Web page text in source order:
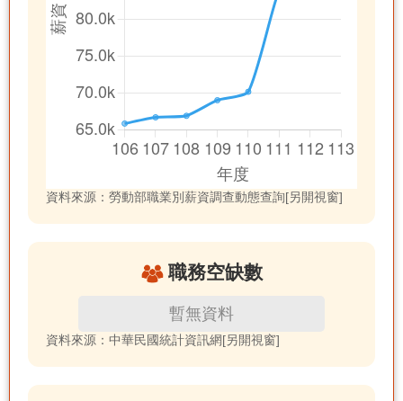
資料來源：勞動部職業別薪資調查動態查詢[另開視窗]
職務空缺數
暫無資料
資料來源：中華民國統計資訊網[另開視窗]